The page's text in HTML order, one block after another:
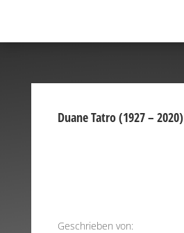
Duane Tatro (1927 – 2020)
Geschrieben von: